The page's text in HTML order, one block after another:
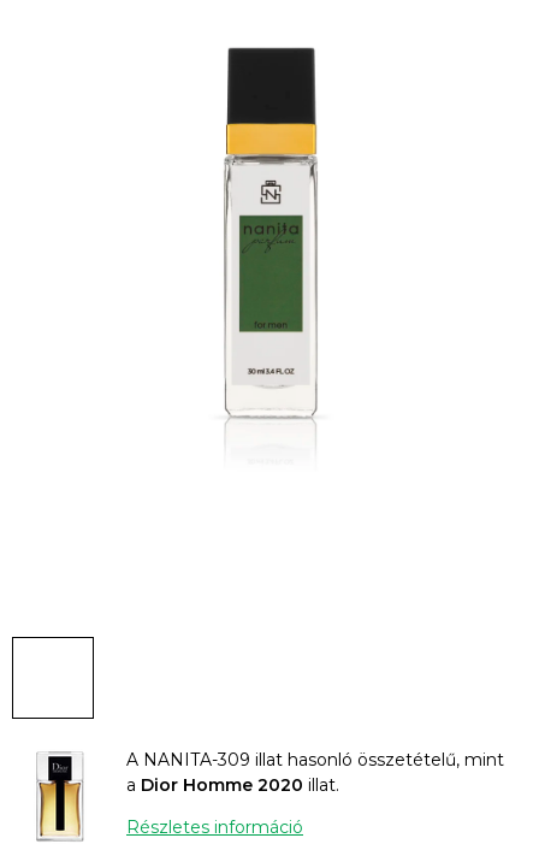
A NANITA-309 illat hasonló összetételű, mint
a Dior Homme 2020 illat.
Részletes információ